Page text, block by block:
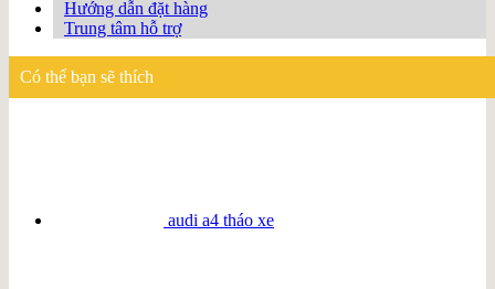
Hướng dẫn đặt hàng
Trung tâm hỗ trợ
Có thể bạn sẽ thích
audi a4 tháo xe